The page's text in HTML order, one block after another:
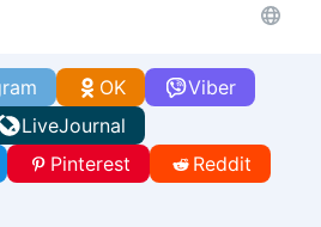
Viber
OK
LiveJournal
Pinterest
Reddit